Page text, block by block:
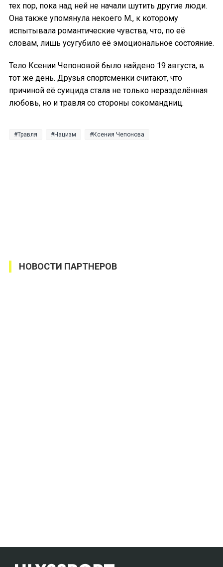
тех пор, пока над ней не начали шутить другие люди.
Она также упомянула некоего М., к которому
испытывала романтические чувства, что, по её
словам, лишь усугубило её эмоциональное состояние.
Тело Ксении Чепоновой было найдено 19 августа, в
тот же день. Друзья спортсменки считают, что
причиной её суицида стала не только неразделённая
любовь, но и травля со стороны сокомандниц.
Травля Нацизм Ксения Чепонова
НОВОСТИ ПАРТНЕРОВ